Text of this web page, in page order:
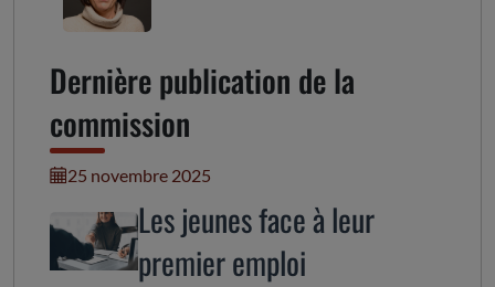
Dernière publication de la
commission
25 novembre 2025
Les jeunes face à leur
premier emploi